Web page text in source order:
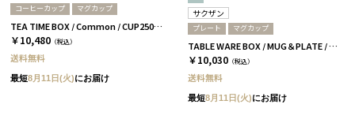
コーヒーカップ マグカップ
TEA TIME BOX / Common / CUP250ml&SAUCER / グレー
￥10,480 （税込）
送料無料
最短8月11日(火)にお届け
サクザン
プレート マグカップ
TABLE WARE BOX / MUG＆PLATE / グレージュ［サクザン×HYACCA］
￥10,030 （税込）
送料無料
最短8月11日(火)にお届け